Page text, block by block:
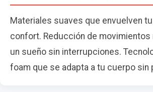
Materiales suaves que envuelven
confort. Reducción de movimientos
un sueño sin interrupciones.
foam que se adapta a tu cuerpo sin